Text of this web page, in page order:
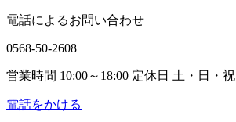
電話によるお問い合わせ
0568-50-2608
営業時間 10:00～18:00 定休日 土・日・祝
電話をかける